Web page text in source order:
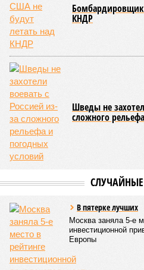
КНДР
Шведы не
сложного
СЛУЧАЙНЫЕ
В пятерке лучших
Москва заняла 5-е
инвестиционной
Европы